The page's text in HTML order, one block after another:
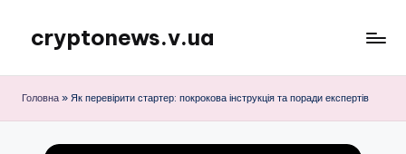
Перейти
вмісту
cryptonews.v.ua
криптовалют,
курси,
Головна » Як перевірити стартер: покрокова інструкція та поради експертів